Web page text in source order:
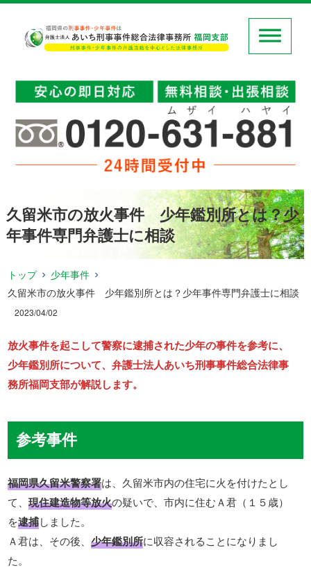
久留米市の放火事件 少年鑑別所とは？少
年事件専門弁護士に相談
トップ
少年事件
久留米市の放火事件 少年鑑別所とは？少年事件専門弁護士に相談
2023/04/02
放火事件を起こして警察に逮捕された少年の事件を参考に、
少年鑑別所について、弁護士法人あいち刑事事件総合法律事
務所福岡支部が解説します。
参考事件
福岡県久留米警察署は、久留米市内の住宅に火を付けたとし
て、現住建造物等放火の疑いで、市内に住むＡ君（１５歳）
を逮捕しました。
Ａ君は、その後、少年鑑別所に収容されることになりまし
た。